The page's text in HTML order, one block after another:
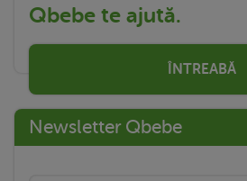
Qbebe te ajută.
ÎNTREABĂ
Newsletter Qbebe